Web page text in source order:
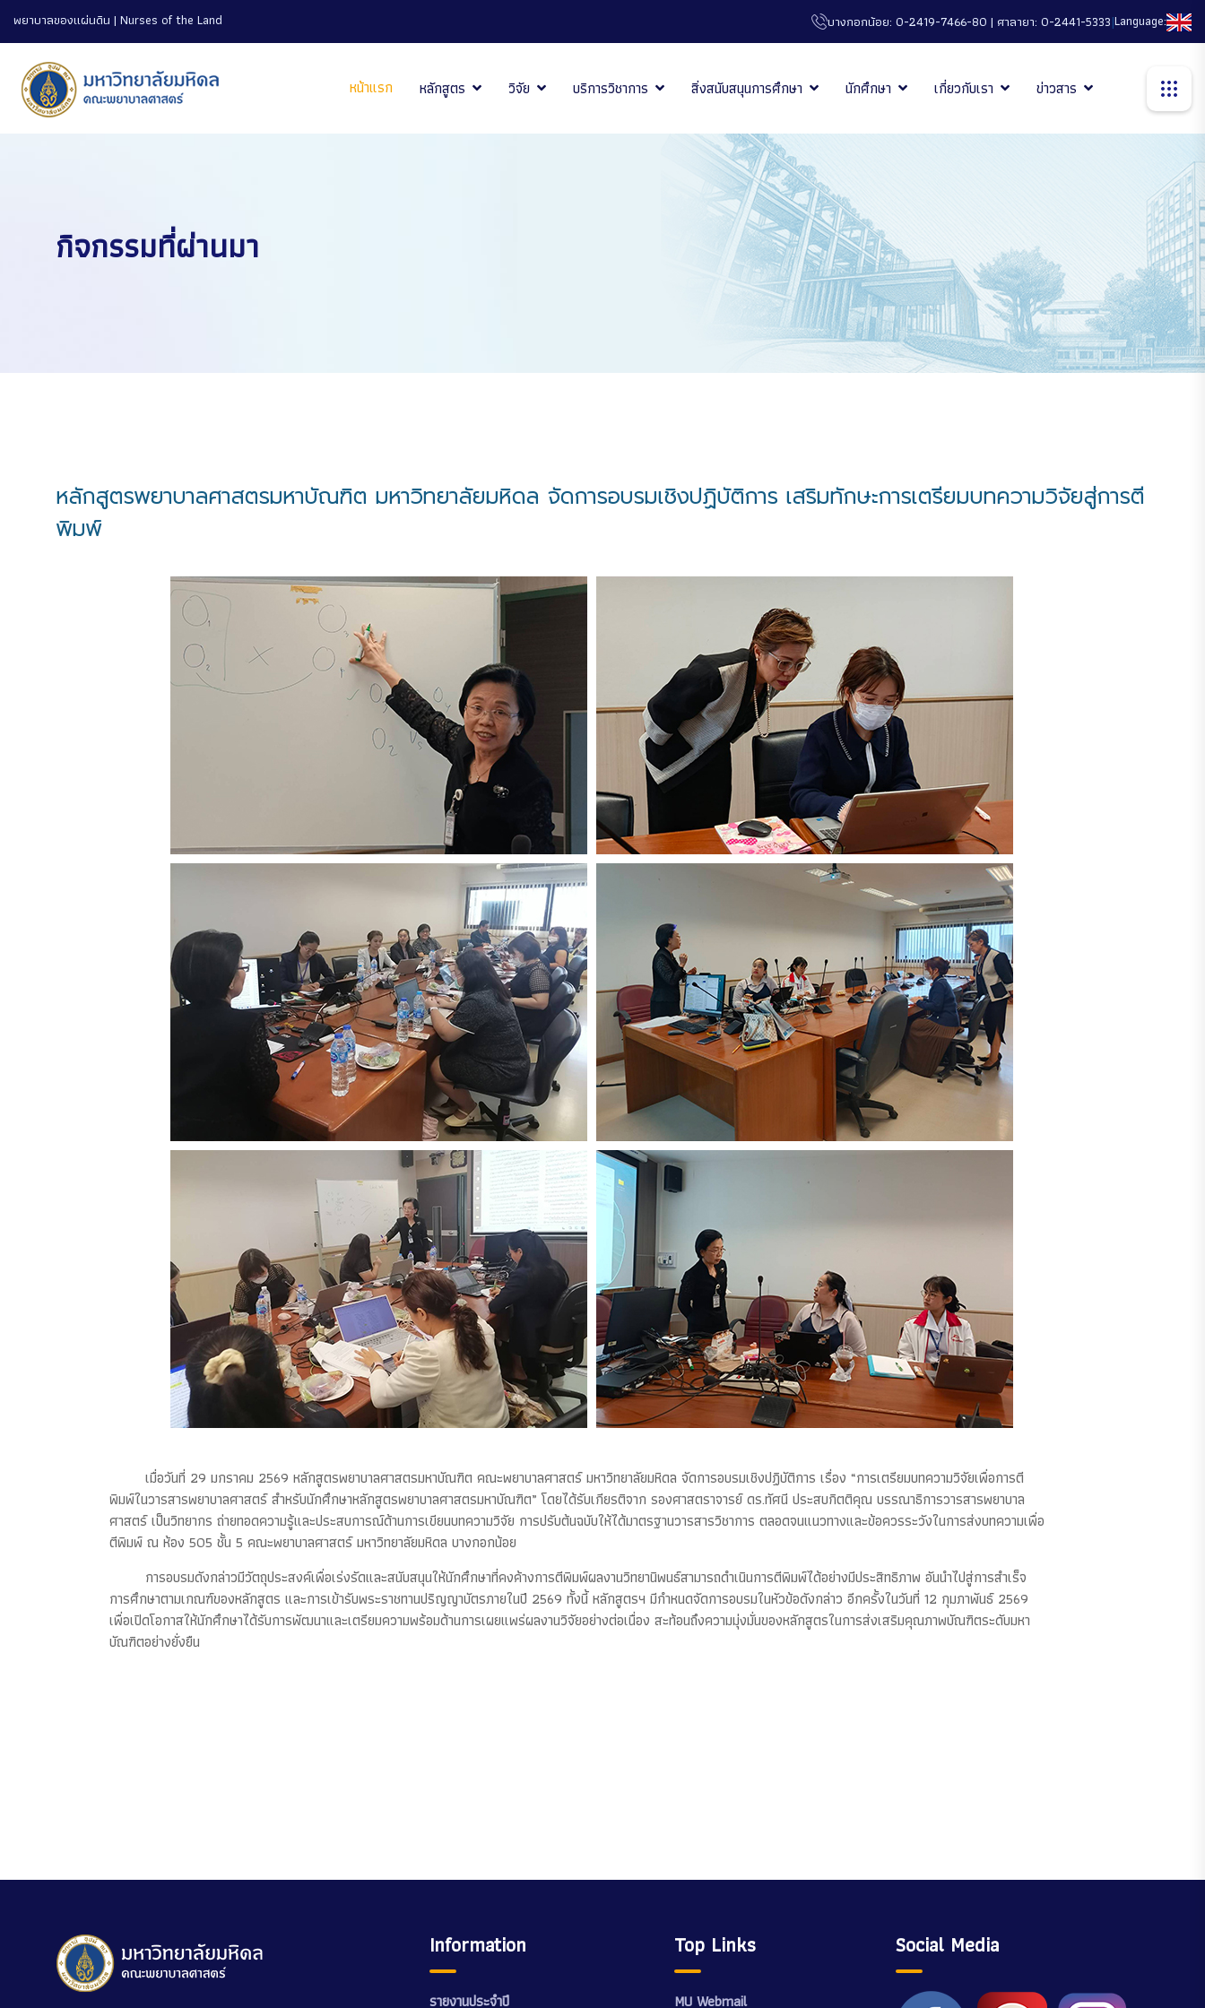
พยาบาลของแผ่นดิน | Nurses of the Land บางกอกน้อย: 0-2419-7466-80 | ศาลายา: 0-2441-5333|Language:
หน้าแรก หลักสูตร วิจัย บริการวิชาการ สิ่งสนับสนุนการศึกษา นักศึกษา เกี่ยวกับเรา ข่าวสาร
กิจกรรมที่ผ่านมา
หลักสูตรพยาบาลศาสตรมหาบัณฑิต มหาวิทยาลัยมหิดล จัดการอบรมเชิงปฏิบัติการ เสริมทักษะการเตรียมบทความวิจัยสู่การตี
พิมพ์
เมื่อวันที่ 29 มกราคม 2569 หลักสูตรพยาบาลศาสตรมหาบัณฑิต คณะพยาบาลศาสตร์ มหาวิทยาลัยมหิดล จัดการอบรมเชิงปฏิบัติการ เรื่อง “การเตรียมบทความวิจัยเพื่อการตี
พิมพ์ในวารสารพยาบาลศาสตร์ สำหรับนักศึกษาหลักสูตรพยาบาลศาสตรมหาบัณฑิต” โดยได้รับเกียรติจาก รองศาสตราจารย์ ดร.ทัศนี ประสบกิตติคุณ บรรณาธิการวารสารพยาบาล
ศาสตร์ เป็นวิทยากร ถ่ายทอดความรู้และประสบการณ์ด้านการเขียนบทความวิจัย การปรับต้นฉบับให้ได้มาตรฐานวารสารวิชาการ ตลอดจนแนวทางและข้อควรระวังในการส่งบทความเพื่อ
ตีพิมพ์ ณ ห้อง 505 ชั้น 5 คณะพยาบาลศาสตร์ มหาวิทยาลัยมหิดล บางกอกน้อย
การอบรมดังกล่าวมีวัตถุประสงค์เพื่อเร่งรัดและสนับสนุนให้นักศึกษาที่คงค้างการตีพิมพ์ผลงานวิทยานิพนธ์สามารถดำเนินการตีพิมพ์ได้อย่างมีประสิทธิภาพ อันนำไปสู่การสำเร็จ
การศึกษาตามเกณฑ์ของหลักสูตร และการเข้ารับพระราชทานปริญญาบัตรภายในปี 2569 ทั้งนี้ หลักสูตรฯ มีกำหนดจัดการอบรมในหัวข้อดังกล่าว อีกครั้งในวันที่ 12 กุมภาพันธ์ 2569
เพื่อเปิดโอกาสให้นักศึกษาได้รับการพัฒนาและเตรียมความพร้อมด้านการเผยแพร่ผลงานวิจัยอย่างต่อเนื่อง สะท้อนถึงความมุ่งมั่นของหลักสูตรในการส่งเสริมคุณภาพบัณฑิตระดับมหา
บัณฑิตอย่างยั่งยืน
Information
รายงานประจำปี
Top Links
MU Webmail
Social Media